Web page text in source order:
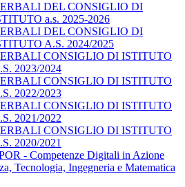
DEL CONSIGLIO DI
a.s. 2025-2026
DEL CONSIGLIO DI
A.S. 2024/2025
CONSIGLIO DI ISTITUTO
2023/2024
CONSIGLIO DI ISTITUTO
2022/2023
CONSIGLIO DI ISTITUTO
2021/2022
CONSIGLIO DI ISTITUTO
2020/2021
- Competenze Digitali in Azione
Tecnologia, Ingegneria e Matematica